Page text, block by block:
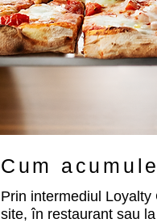
Cum
Prin intermediul
site, în restaurant sau